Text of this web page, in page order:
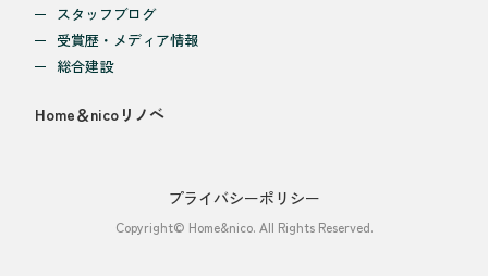
スタッフブログ
受賞歴・メディア情報
総合建設
Home＆nicoリノベ
プライバシーポリシー
Copyright© Home&nico. All Rights Reserved.